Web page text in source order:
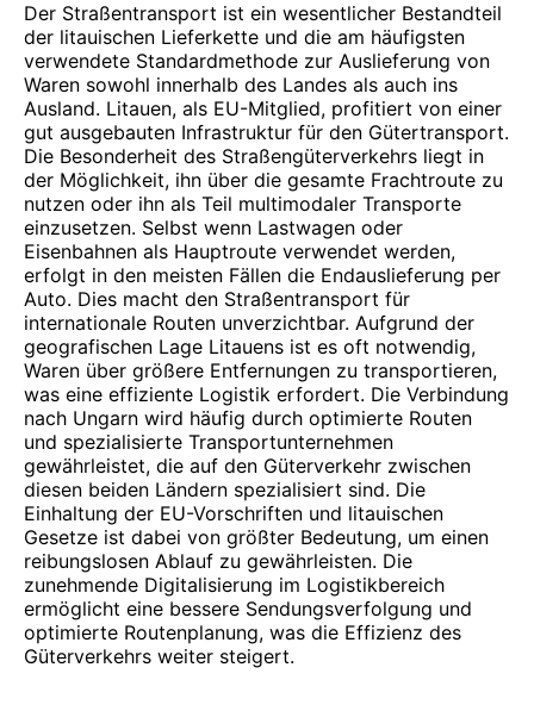
Der Straßentransport ist ein wesentlicher Bestandteil
der litauischen Lieferkette und die am häufigsten
verwendete Standardmethode zur Auslieferung von
Waren sowohl innerhalb des Landes als auch ins
Ausland. Litauen, als EU-Mitglied, profitiert von einer
gut ausgebauten Infrastruktur für den Gütertransport.
Die Besonderheit des Straßengüterverkehrs liegt in
der Möglichkeit, ihn über die gesamte Frachtroute zu
nutzen oder ihn als Teil multimodaler Transporte
einzusetzen. Selbst wenn Lastwagen oder
Eisenbahnen als Hauptroute verwendet werden,
erfolgt in den meisten Fällen die Endauslieferung per
Auto. Dies macht den Straßentransport für
internationale Routen unverzichtbar. Aufgrund der
geografischen Lage Litauens ist es oft notwendig,
Waren über größere Entfernungen zu transportieren,
was eine effiziente Logistik erfordert. Die Verbindung
nach Ungarn wird häufig durch optimierte Routen
und spezialisierte Transportunternehmen
gewährleistet, die auf den Güterverkehr zwischen
diesen beiden Ländern spezialisiert sind. Die
Einhaltung der EU-Vorschriften und litauischen
Gesetze ist dabei von größter Bedeutung, um einen
reibungslosen Ablauf zu gewährleisten. Die
zunehmende Digitalisierung im Logistikbereich
ermöglicht eine bessere Sendungsverfolgung und
optimierte Routenplanung, was die Effizienz des
Güterverkehrs weiter steigert.